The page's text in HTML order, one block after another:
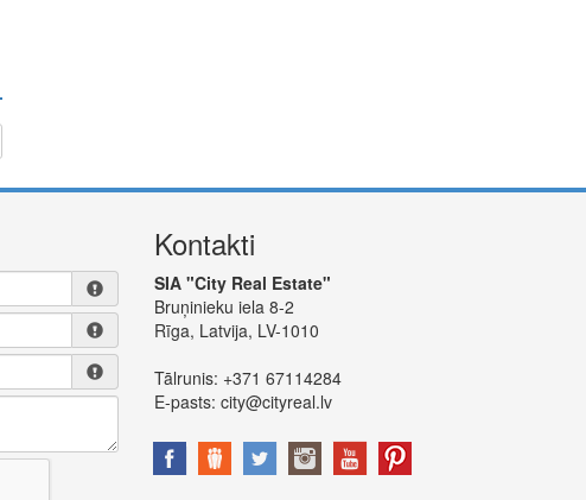
Kontakti
SIA "City Real Estate"
Bruņinieku iela 8-2
Rīga, Latvija, LV-1010
Tālrunis: +371 67114284
E-pasts: city@cityreal.lv